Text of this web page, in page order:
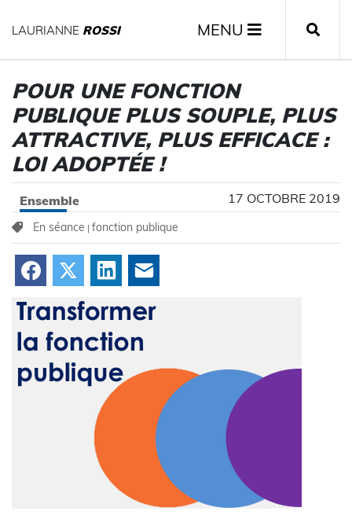
LAURIANNE ROSSI MENU
POUR UNE FONCTION
PUBLIQUE PLUS SOUPLE, PLUS
ATTRACTIVE, PLUS EFFICACE :
LOI ADOPTÉE !
Ensemble 17 OCTOBRE 2019
En séance | fonction publique
Facebook LinkedIn